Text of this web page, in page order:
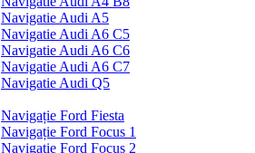
Navigatie Audi A5
Navigatie Audi A6 C5
Navigatie Audi A6 C6
Navigatie Audi A6 C7
Navigatie Audi Q5
Navigație Ford Fiesta
Navigație Ford Focus 1
Navigație Ford Focus 2